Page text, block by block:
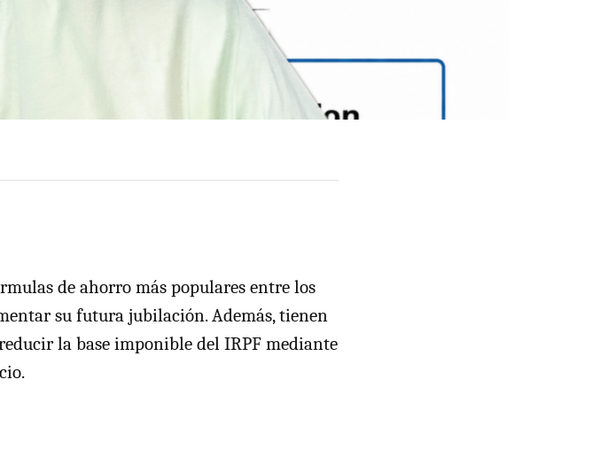
de ahorro más populares entre los
su futura jubilación. Además, tienen
la base imponible del IRPF mediante